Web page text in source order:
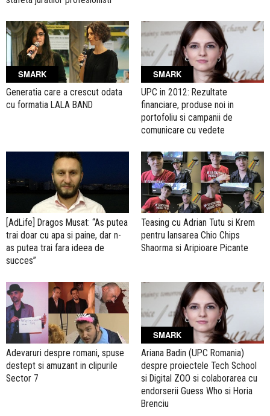
SMARK
Generatia care a crescut odata
cu formatia LALA BAND
SMARK
UPC in 2012: Rezultate
financiare, produse noi in
portofoliu si campanii de
comunicare cu vedete
[AdLife] Dragos Musat: “As putea
trai doar cu apa si paine, dar n-
as putea trai fara ideea de
succes”
Teasing cu Adrian Tutu si Krem
pentru lansarea Chio Chips
Shaorma si Aripioare Picante
Adevaruri despre romani, spuse
destept si amuzant in clipurile
Sector 7
SMARK
Ariana Badin (UPC Romania)
despre proiectele Tech School
si Digital ZOO si colaborarea cu
endorserii Guess Who si Horia
Brenciu